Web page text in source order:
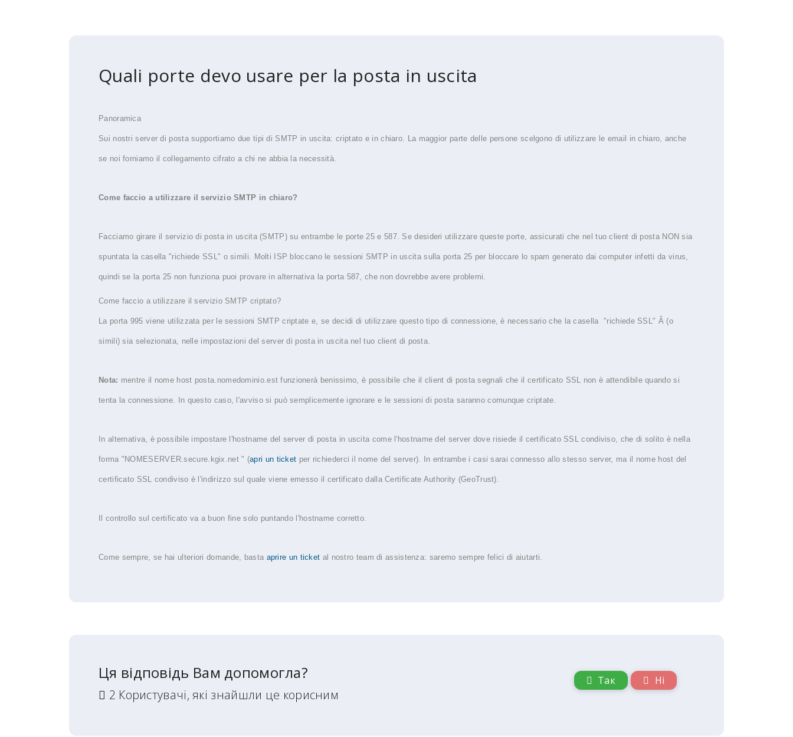
Quali porte devo usare per la posta in uscita
Panoramica
Sui nostri server di posta supportiamo due tipi di SMTP in uscita: criptato e in chiaro. La maggior parte delle persone scelgono di utilizzare le email in chiaro, anche
se noi forniamo il collegamento cifrato a chi ne abbia la necessità.
Come faccio a utilizzare il servizio SMTP in chiaro?
Facciamo girare il servizio di posta in uscita (SMTP) su entrambe le porte 25 e 587. Se desideri utilizzare queste porte, assicurati che nel tuo client di posta NON sia
spuntata la casella "richiede SSL" o simili. Molti ISP bloccano le sessioni SMTP in uscita sulla porta 25 per bloccare lo spam generato dai computer infetti da virus,
quindi se la porta 25 non funziona puoi provare in alternativa la porta 587, che non dovrebbe avere problemi.
Come faccio a utilizzare il servizio SMTP criptato?
La porta 995 viene utilizzata per le sessioni SMTP criptate e, se decidi di utilizzare questo tipo di connessione, è necessario che la casella "richiede SSL" Â (o
simili) sia selezionata, nelle impostazioni del server di posta in uscita nel tuo client di posta.
Nota: mentre il nome host posta.nomedominio.est funzionerà benissimo, è possibile che il client di posta segnali che il certificato SSL non è attendibile quando si
tenta la connessione. In questo caso, l'avviso si può semplicemente ignorare e le sessioni di posta saranno comunque criptate.
In alternativa, è possibile impostare l'hostname del server di posta in uscita come l'hostname del server dove risiede il certificato SSL condiviso, che di solito è nella
forma "NOMESERVER.secure.kgix.net " (apri un ticket per richiederci il nome del server). In entrambe i casi sarai connesso allo stesso server, ma il nome host del
certificato SSL condiviso è l'indirizzo sul quale viene emesso il certificato dalla Certificate Authority (GeoTrust).
Il controllo sul certificato va a buon fine solo puntando l'hostname corretto.
Come sempre, se hai ulteriori domande, basta aprire un ticket al nostro team di assistenza: saremo sempre felici di aiutarti.
Ця відповідь Вам допомогла?
2 Користувачі, які знайшли це корисним
Так Ні